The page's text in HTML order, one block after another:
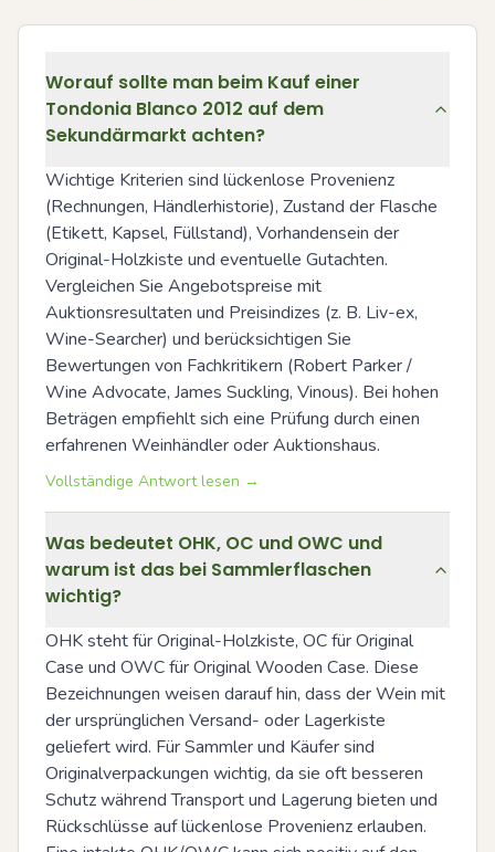
Worauf sollte man beim Kauf einer
Tondonia Blanco 2012 auf dem
Sekundärmarkt achten?
Wichtige Kriterien sind lückenlose Provenienz
(Rechnungen, Händlerhistorie), Zustand der Flasche
(Etikett, Kapsel, Füllstand), Vorhandensein der
Original-Holzkiste und eventuelle Gutachten.
Vergleichen Sie Angebotspreise mit
Auktionsresultaten und Preisindizes (z. B. Liv-ex,
Wine-Searcher) und berücksichtigen Sie
Bewertungen von Fachkritikern (Robert Parker /
Wine Advocate, James Suckling, Vinous). Bei hohen
Beträgen empfiehlt sich eine Prüfung durch einen
erfahrenen Weinhändler oder Auktionshaus.
Vollständige Antwort lesen →
Was bedeutet OHK, OC und OWC und
warum ist das bei Sammlerflaschen
wichtig?
OHK steht für Original-Holzkiste, OC für Original
Case und OWC für Original Wooden Case. Diese
Bezeichnungen weisen darauf hin, dass der Wein mit
der ursprünglichen Versand- oder Lagerkiste
geliefert wird. Für Sammler und Käufer sind
Originalverpackungen wichtig, da sie oft besseren
Schutz während Transport und Lagerung bieten und
Rückschlüsse auf lückenlose Provenienz erlauben.